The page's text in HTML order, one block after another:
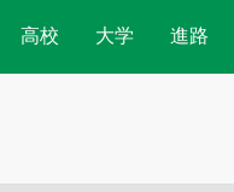
高校 大学 進路